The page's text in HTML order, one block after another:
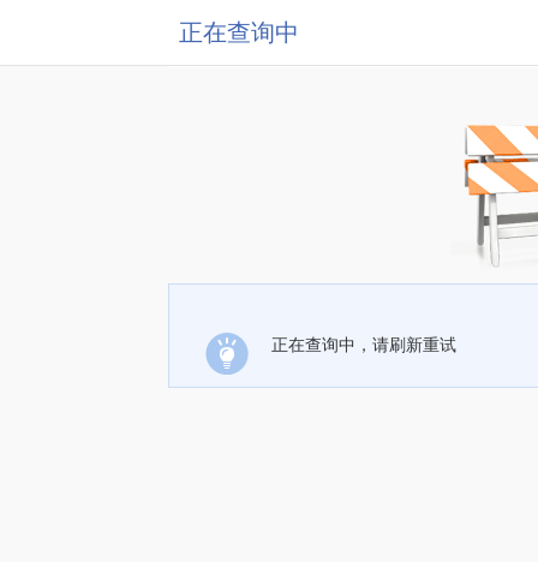
正在查询中
正在查询中，请刷新重试